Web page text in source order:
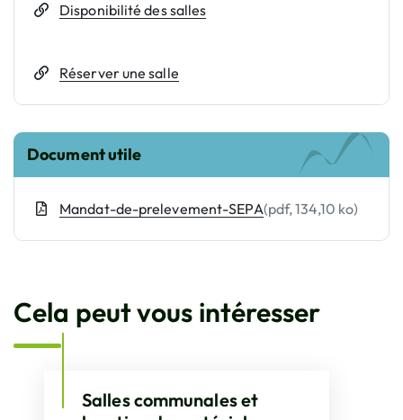
Disponibilité des salles
Réserver une salle
Document utile
Mandat-de-prelevement-SEPA(pdf, 134,10 ko)
Cela peut vous intéresser
Salles communales et